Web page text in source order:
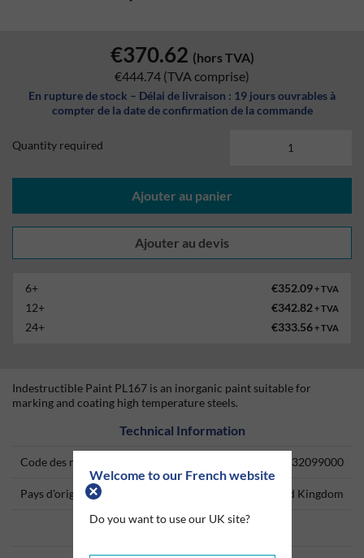
Welcome to our French website
Do you want to use our UK site?
€370.62 (hors TVA)
€444.74 (TVA comprise)
En rupture de stock – Délai de livraison : 19 jours ouvrables à
compter de la date de confirmation de la commande
Quantity required
Ajouter au panier
6+ €352.09+ TVA
12+ €342.82 + TVA
24+ €333.56+ TVA
Indestructible Paint PL167 is an inorganic paint suitable for
marking and coating high temperature steels.
Technical Information
Code des marchandises 32099000
Pays d'origine United Kingdom